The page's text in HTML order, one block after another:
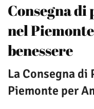
Consegna
nel
benessere
La Consegna
Piemonte per